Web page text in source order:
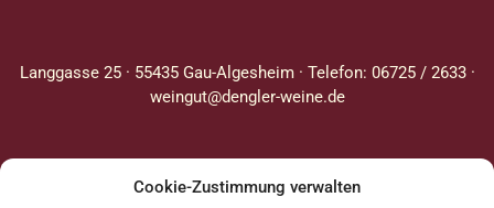
Cookie-Zustimmung verwalten
Langgasse 25 · 55435 Gau-Algesheim · Telefon: 06725 / 2633 ·
weingut@dengler-weine.de